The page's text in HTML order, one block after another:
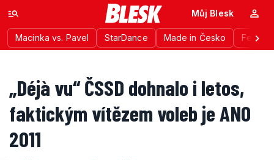
Macinka vs. Pavel StarDance Made in Česko
Můj Blesk
„Déjà vu“ ČSSD dohnalo i letos,
faktickým vítězem voleb je ANO
2011